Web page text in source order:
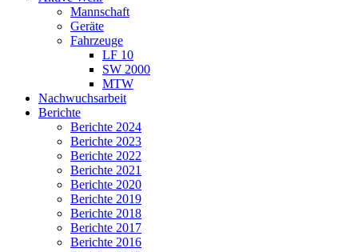
Mannschaft
Geräte
Fahrzeuge
LF 10
SW 2000
MTW
Nachwuchsarbeit
Berichte
Berichte 2024
Berichte 2023
Berichte 2022
Berichte 2021
Berichte 2020
Berichte 2019
Berichte 2018
Berichte 2017
Berichte 2016